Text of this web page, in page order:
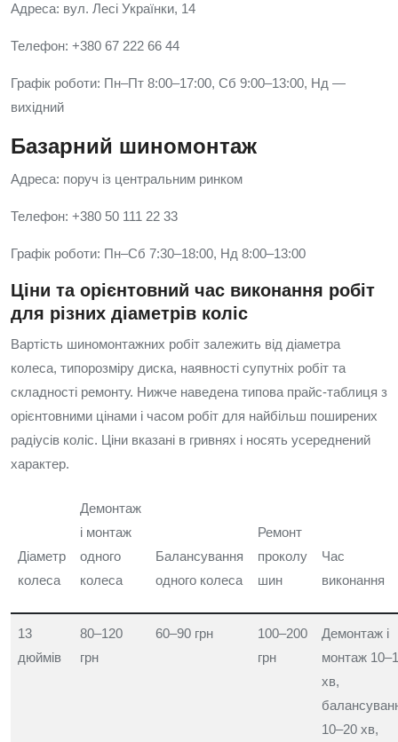
Адреса: вул. Лесі Українки, 14
Телефон: +380 67 222 66 44
Графік роботи: Пн–Пт 8:00–17:00, Сб 9:00–13:00, Нд —
вихідний
Базарний шиномонтаж
Адреса: поруч із центральним ринком
Телефон: +380 50 111 22 33
Графік роботи: Пн–Сб 7:30–18:00, Нд 8:00–13:00
Ціни та орієнтовний час виконання робіт
для різних діаметрів коліс
Вартість шиномонтажних робіт залежить від діаметра
колеса, типорозміру диска, наявності супутніх робіт та
складності ремонту. Нижче наведена типова прайс-таблиця з
орієнтовними цінами і часом робіт для найбільш поширених
радіусів коліс. Ціни вказані в гривнях і носять усереднений
характер.
Діаметр
колеса
Демонтаж
і монтаж
одного
колеса
Балансування
одного колеса
Ремонт
проколу
шин
Час
виконання
13
дюймів
80–120
грн
60–90 грн
100–200
грн
Демонтаж і
монтаж
хв,
10–20 хв,